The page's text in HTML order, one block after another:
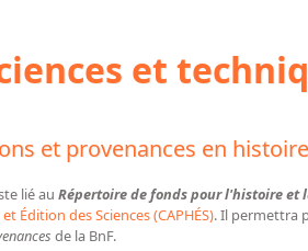
et
et provenances en
lié au Répertoire de fonds pour l'histoire et
Édition des Sciences (CAPHÉS). Il permettra
de la BnF.